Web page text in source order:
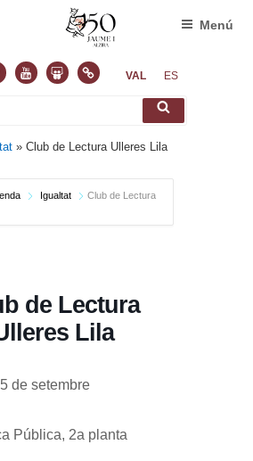
YoutubeSlideshare
NormasVAL ES
Cerca
Menú
»Club de Lectura Ulleres Lila
Igualtat
Club de Lectura
de Lectura
Lila
de setembre
Pública, 2a planta